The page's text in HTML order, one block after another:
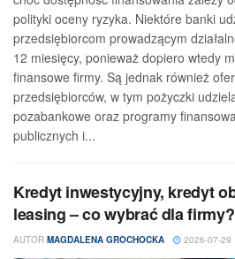
polityki oceny ryzyka. Niektóre banki
przedsiębiorcom prowadzącym
12 miesięcy, ponieważ dopiero wtedy
finansowe firmy. Są jednak również
przedsiębiorców, w tym pożyczki
pozabankowe oraz programy
publicznych i...
Kredyt inwestycyjny, kredyt
leasing – co wybrać dla firmy?
AUTOR MAGDALENA GROCHOCKA 2026-07-29